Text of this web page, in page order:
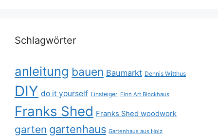
Schlagwörter
anleitung bauen Baumarkt Dennis Witthus
DIY do it yourself Einsteiger Finn Art Blockhaus
Franks Shed Franks Shed woodwork
garten gartenhaus Gartenhaus aus Holz